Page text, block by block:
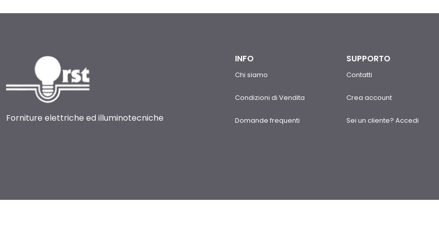
Forniture elettriche ed illuminotecniche
INFO
Chi siamo
Condizioni di Vendita
Domande frequenti
SUPPORTO
Contatti
Crea account
Sei un cliente? Accedi